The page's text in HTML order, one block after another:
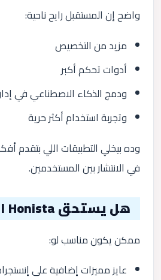
واضح إن المستقبل رايح ناحية:
مزيد من التخصيص
أدوات تحكم أكبر
ودمج الذكاء الاصطناعي في
وتجربة استخدام أكثر حرية
في الانتشار بين المستخدمين.
هل يستحق Honista التجربة؟
ممكن يكون مناسب لو:
عايز مميزات إضافية على